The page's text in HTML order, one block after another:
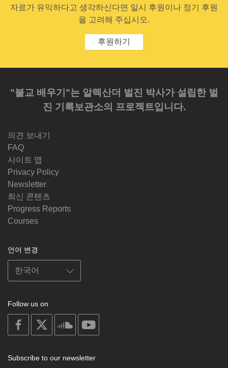
자료가 유익하다고 생각하신다면 일시 후원이나 정기 후원
을 고려해 주십시오.
후원하기
"불교 배우기"는 알렉산더 벌진 박사가 설립한 벌
진 기록보관소의 프로젝트입니다.
의견 보내기
FAQ
사이트 맵
Privacy Policy
Newsletter
최신 콘텐츠
Progress Reports
Courses
언어 변경
Follow us on
on
facebook
soundcloud
Subscribe to our newsletter